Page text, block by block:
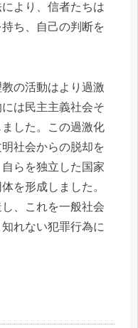
より、信者たちは
ち、自己の判断を
の活動はより過激
は民主主義社会そ
した。この過激化
社会からの脱却を
らを独立した国家
を形成しました。
、これを一般社会
れない犯罪行為に